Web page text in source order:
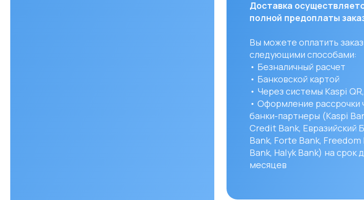
банки-партнеры (Kaspi Bank, Home
Credit Bank, Евразийский Банк, Jusan
Bank, Halyk Bank) на срок до 24
УЗНАТЬ ПОДРОБНЕЕ